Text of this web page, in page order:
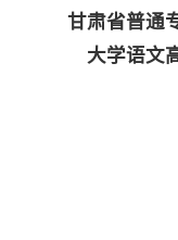
甘肃省普通
大学语文